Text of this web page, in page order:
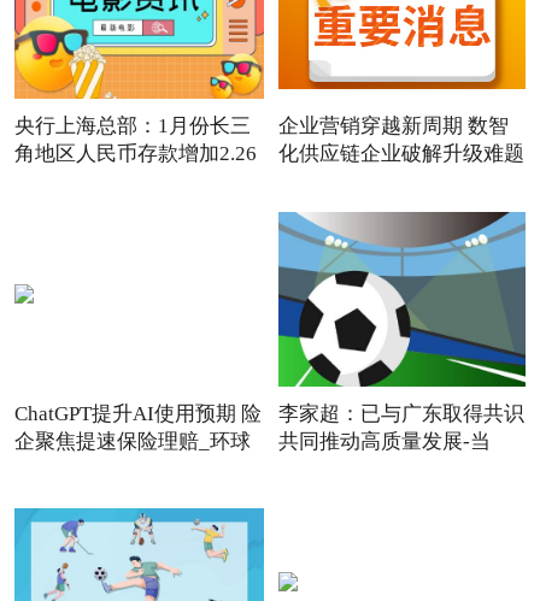
央行上海总部：1月份长三
角地区人民币存款增加2.26
企业营销穿越新周期 数智
化供应链企业破解升级难题
ChatGPT提升AI使用预期 险
企聚焦提速保险理赔_环球
李家超：已与广东取得共识
共同推动高质量发展-当